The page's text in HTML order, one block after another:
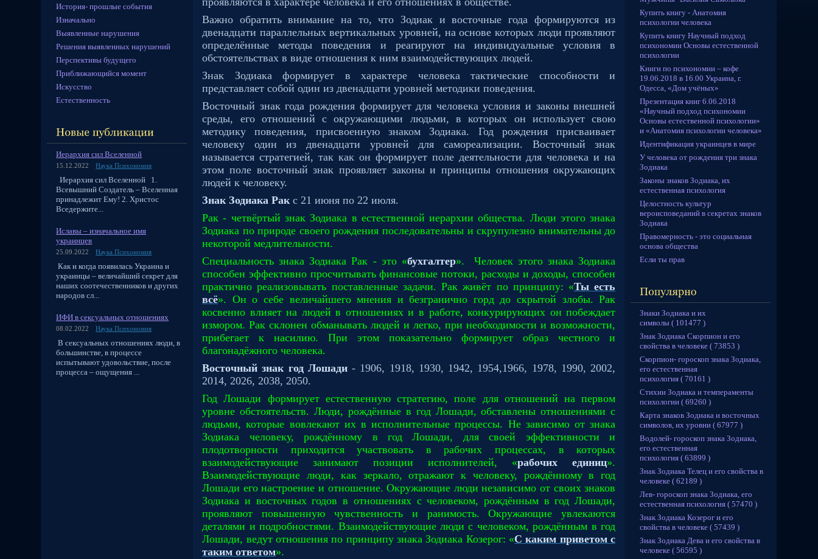
История- прошлые события
Изначально
Выявленные нарушения
Решения выявленных нарушений
Перспективы будущего
Приближающийся момент
Искусство
Естественность
Иерархия сил Вселенной
15.12.2022 Наука Психономия
Иерархия сил Вселенной 1.
Всевышний Создатель – Вселенная
принадлежит Ему! 2. Христос
Вседержите...
Иславы – изначальное имя
украинцев
25.09.2022 Наука Психономия
Как и когда появилась Украина и
украинцы – величайший секрет для
наших соотечественников и других
народов сл...
ИФИ в сексуальных отношениях
08.02.2022 Наука Психономия
В сексуальных отношениях люди, в
большинстве, в процессе
испытывают удовольствие, после
процесса – ощущения ...
Важно обратить внимание на то, что Зодиак и восточные года формируются из
двенадцати параллельных вертикальных уровней, на основе которых люди проявляют
определённые методы поведения и реагируют на индивидуальные условия в
обстоятельствах в виде отношения к ним взаимодействующих людей.
Знак Зодиака формирует в характере человека тактические способности и
представляет собой один из двенадцати уровней методики поведения.
Восточный знак года рождения формирует для человека условия и законы внешней
среды, его отношений с окружающими людьми, в которых он использует свою
методику поведения, присвоенную знаком Зодиака. Год рождения присваивает
человеку один из двенадцати уровней для самореализации. Восточный знак
называется стратегией, так как он формирует поле деятельности для человека и на
этом поле восточный знак проявляет законы и принципы отношения окружающих
людей к человеку.
Знак Зодиака Ракс 21 июня по 22 июля.
Рак - четвёртый знак Зодиака в естественной иерархии общества. Люди этого знака
Зодиака по природе своего рождения последовательны и скрупулезно внимательны до
некоторой медлительности.
Специальность знака Зодиака Рак - это «бухгалтер».
Человек этого знака Зодиака
способен эффективно просчитывать финансовые потоки, расходы и доходы, способен
практично реализовывать поставленные задачи. Рак живёт по принципу: «Ты есть
всё». Он о себе величайшего мнения и безгранично горд до скрытой злобы. Рак
косвенно влияет на людей в отношениях и в работе, конкурирующих он побеждает
измором. Рак склонен обманывать людей и легко, при необходимости и возможности,
прибегает к насилию. При этом показательно формирует образ честного и
благонадёжного человека.
Восточный знак год Лошади- 1906, 1918, 1930, 1942, 1954,1966, 1978, 1990, 2002,
2014, 2026, 2038, 2050.
Год Лошади формирует естественную стратегию, поле для отношений на первом
уровне обстоятельств. Люди, рождённые в год Лошади, обставлены отношениями с
людьми, которые вовлекают их в исполнительные процессы. Не зависимо от знака
Зодиака человеку, рождённому в год Лошади, для своей эффективности и
плодотворности приходится участвовать в рабочих процессах, в которых
взаимодействующие занимают позиции исполнителей, «рабочих единиц».
Взаимодействующие люди, как зеркало, отражают к человеку, рождённому в год
Лошади его настроение и отношение. Окружающие люди независимо от своих знаков
Зодиака и восточных годов в отношениях с человеком, рождённым в год Лошади,
проявляют повышенную чувственность и ранимость. Окружающие увлекаются
деталями и подробностями. Взаимодействующие люди с человеком, рождённым в год
Лошади, ведут отношения по принципу знака Зодиака Козерог: «С каким приветом с
таким ответом».
Купить книгу - Анатомия
психологии человека
Купить книгу Научный подход
психономии Основы естественной
психологии
Книги по психономии – кофе
19.06.2018 в 16.00 Украина, г.
Одесса, «Дом учёных»
Презентация книг 6.06.2018
«Научный подход психономии
Основы естественной психологии»
и «Анатомия психологии человека»
Идентификация украинцев в мире
У человека от рождения три знака
Зодиака
Законы знаков Зодиака, их
естественная психология
Целостность культур
вероисповеданий в секретах знаков
Зодиака
Правомерность - это социальная
основа общества
Если ты прав
Знаки Зодиака и их
символы ( 101477 )
Знак Зодиака Скорпион и его
свойства в человеке ( 73853 )
Скорпион- гороскоп знака Зодиака,
его естественная
психология ( 70161 )
Стихии Зодиака и темпераменты
психологии ( 69260 )
Карта знаков Зодиака и восточных
символов, их уровни ( 67977 )
Водолей- гороскоп знака Зодиака,
его естественная
психология ( 63899 )
Знак Зодиака Телец и его свойства в
человеке ( 62189 )
Лев- гороскоп знака Зодиака, его
естественная психология ( 57470 )
Знак Зодиака Козерог и его
свойства в человеке ( 57439 )
Знак Зодиака Дева и его свойства в
человеке ( 56595 )